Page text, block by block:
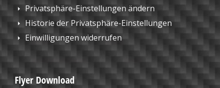
Privatsphäre-Einstellungen ändern
Historie der Privatsphäre-Einstellungen
Einwilligungen widerrufen
Flyer Download